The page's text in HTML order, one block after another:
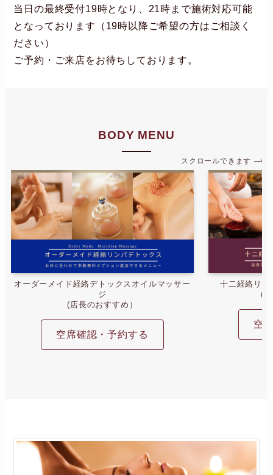
当日の最終受付19時となり、21時まで施術対応可能
となっております（19時以降ご希望の方はご相談く
ださい）
ご予約・ご来店をお待ちしております。
BODY MENU
スクロールできます
オーダーメイド経絡デトックスオイルマッサー
ジ
(店長のおすすめ）
空席確認・予約する
十二経絡リン
(
空